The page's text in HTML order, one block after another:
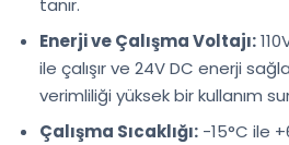
tanır.
Enerji ve Çalışma Voltajı:
ile çalışır ve 24V DC enerji
verimliliği yüksek bir kullanım
Çalışma Sıcaklığı: -15°C ile